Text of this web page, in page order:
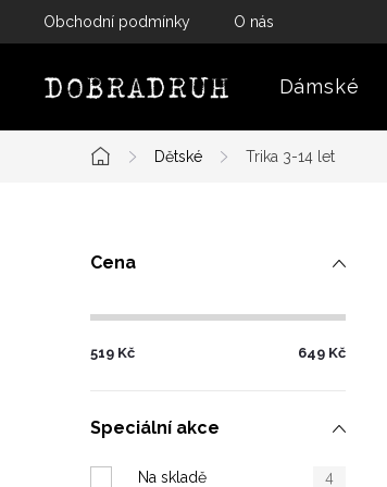
Obchodní podmínky O nás
Dámské
Domů
Dětské Trika 3-14 let
P
s
t
r
a
Cena
519 Kč 649 Kč
Speciální akce
Na skladě 4